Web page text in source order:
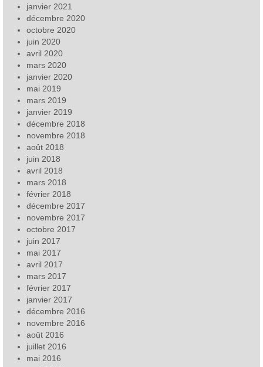
janvier 2021
décembre 2020
octobre 2020
juin 2020
avril 2020
mars 2020
janvier 2020
mai 2019
mars 2019
janvier 2019
décembre 2018
novembre 2018
août 2018
juin 2018
avril 2018
mars 2018
février 2018
décembre 2017
novembre 2017
octobre 2017
juin 2017
mai 2017
avril 2017
mars 2017
février 2017
janvier 2017
décembre 2016
novembre 2016
août 2016
juillet 2016
mai 2016